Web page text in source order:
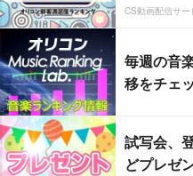
CS動画配信サー
毎週の音
移をチェ
試写会、
どプレゼ